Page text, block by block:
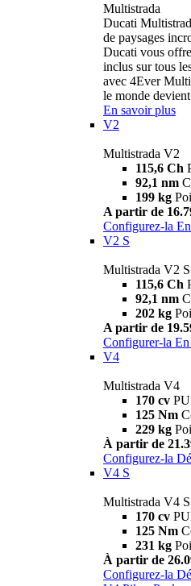
Multistrada
Ducati
de paysages
Ducati vous
inclus sur tous
avec 4Ever
le monde
En savoir plus
V2
Multistrada V2
115,6 Ch
92,1 nm
199 kg
A partir de
Configurez-la
V2 S
Multistrada V2 S
115,6 Ch
92,1 nm
202 kg
A partir de
Configurer-la
V4
Multistrada V4
170 cv
125 Nm
229 kg
À partir de
Configurez-la
V4 S
Multistrada V4 S
170 cv
125 Nm
231 kg
À partir de
Configurez-la